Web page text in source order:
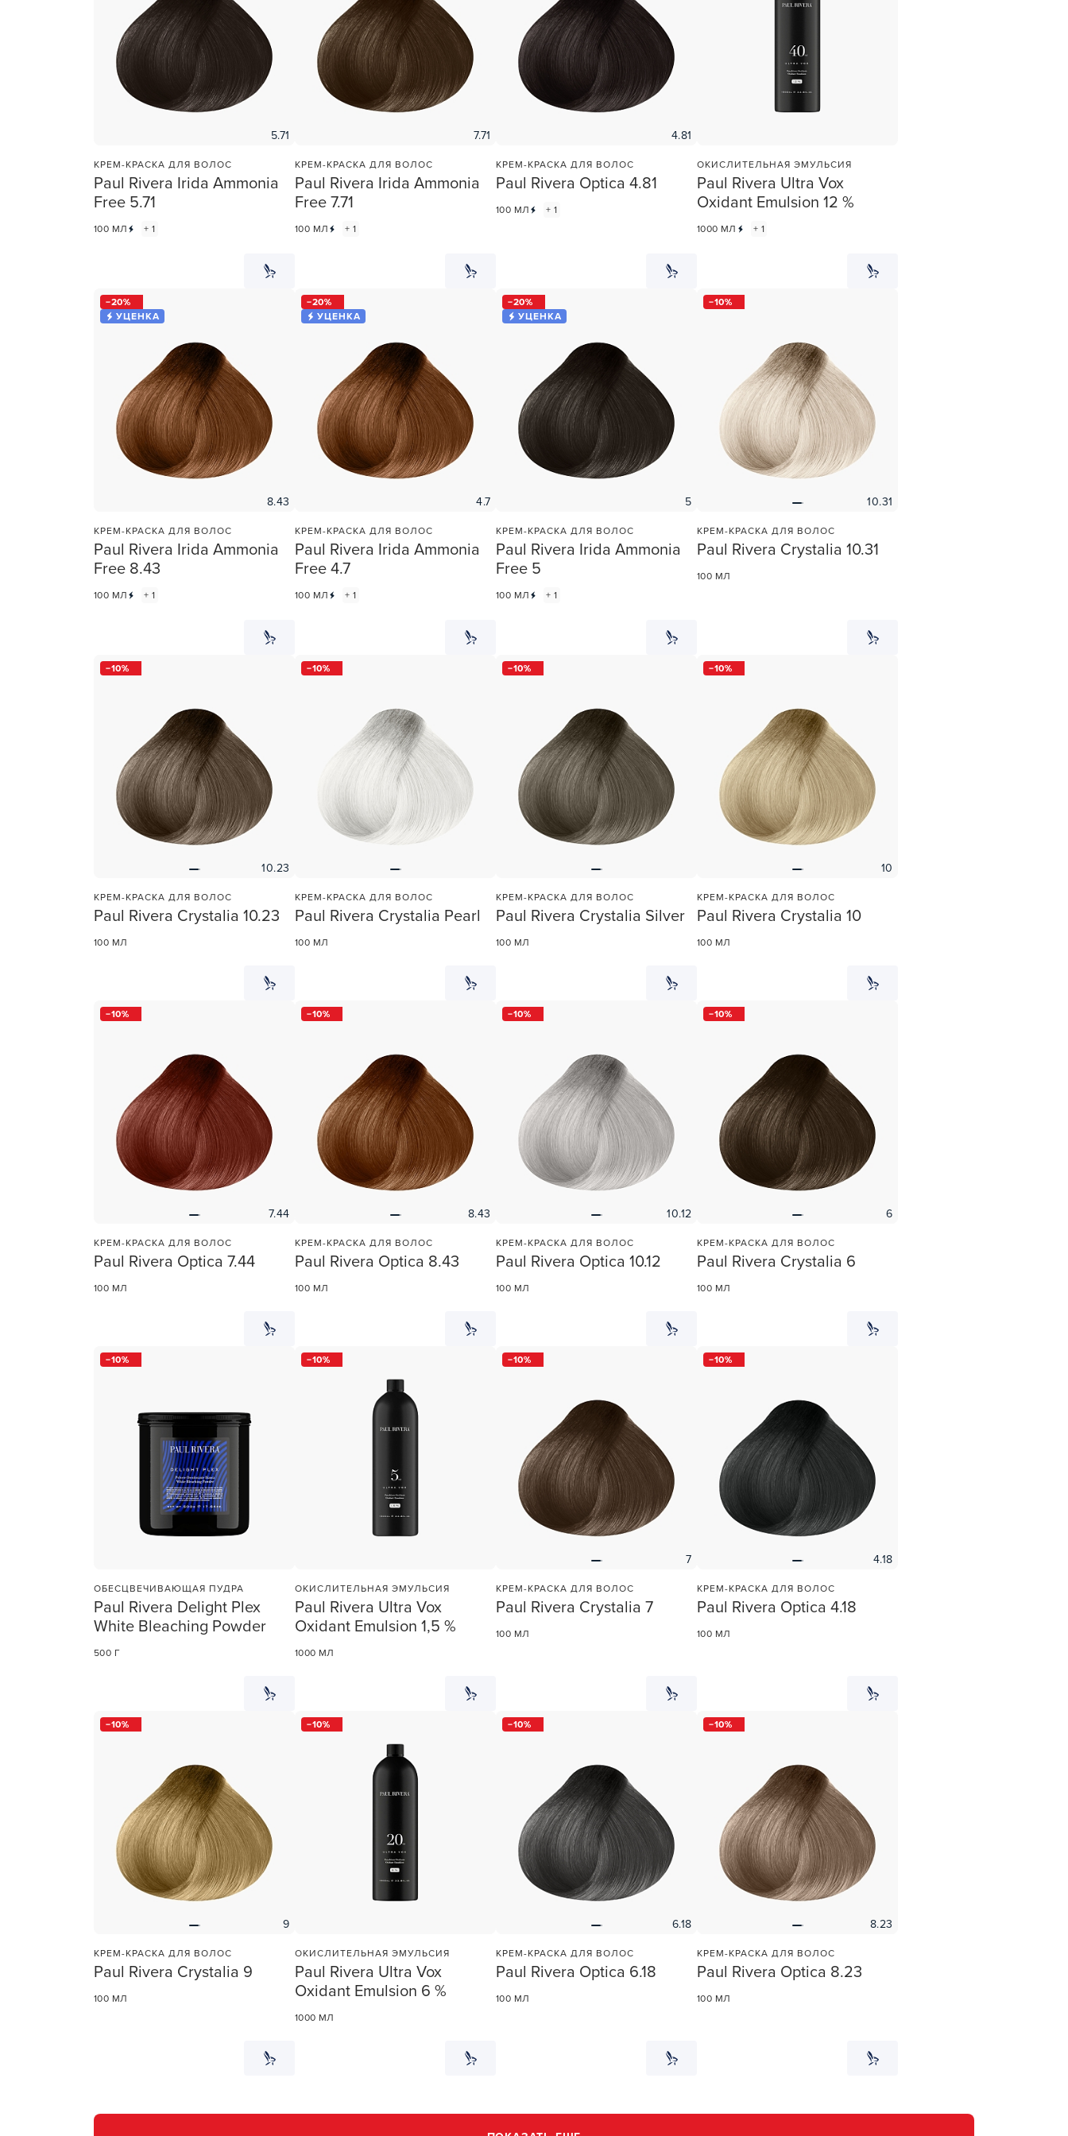
Для обучения
5.71
КРЕМ-КРАСКА ДЛЯ ВОЛОС
Paul Rivera Irida Ammonia
Free 5.71
100 МЛ + 1
7.71
КРЕМ-КРАСКА ДЛЯ ВОЛОС
Paul Rivera Irida Ammonia
Free 7.71
100 МЛ + 1
4.81
КРЕМ-КРАСКА ДЛЯ ВОЛОС
Paul Rivera Optica 4.81
100 МЛ + 1
ОКИСЛИТЕЛЬНАЯ ЭМУЛЬСИЯ
Paul Rivera Ultra Vox
Oxidant Emulsion 12 %
1000 МЛ + 1
20
УЦЕНКА
8.43
КРЕМ-КРАСКА ДЛЯ ВОЛОС
Paul Rivera Irida Ammonia
Free 8.43
100 МЛ + 1
20
УЦЕНКА
4.7
КРЕМ-КРАСКА ДЛЯ ВОЛОС
Paul Rivera Irida Ammonia
Free 4.7
100 МЛ + 1
20
УЦЕНКА
5
КРЕМ-КРАСКА ДЛЯ ВОЛОС
Paul Rivera Irida Ammonia
Free 5
100 МЛ + 1
10
10.31
КРЕМ-КРАСКА ДЛЯ ВОЛОС
Paul Rivera Crystalia 10.31
100 МЛ
10
10.23
КРЕМ-КРАСКА ДЛЯ ВОЛОС
Paul Rivera Crystalia 10.23
100 МЛ
10
КРЕМ-КРАСКА ДЛЯ ВОЛОС
Paul Rivera Crystalia Pearl
100 МЛ
10
КРЕМ-КРАСКА ДЛЯ ВОЛОС
Paul Rivera Crystalia Silver
100 МЛ
10
10
КРЕМ-КРАСКА ДЛЯ ВОЛОС
Paul Rivera Crystalia 10
100 МЛ
10
7.44
КРЕМ-КРАСКА ДЛЯ ВОЛОС
Paul Rivera Optica 7.44
100 МЛ
10
8.43
КРЕМ-КРАСКА ДЛЯ ВОЛОС
Paul Rivera Optica 8.43
100 МЛ
10
10.12
КРЕМ-КРАСКА ДЛЯ ВОЛОС
Paul Rivera Optica 10.12
100 МЛ
10
6
КРЕМ-КРАСКА ДЛЯ ВОЛОС
Paul Rivera Crystalia 6
100 МЛ
10
ОБЕСЦВЕЧИВАЮЩАЯ ПУДРА
Paul Rivera Delight Plex
White Bleaching Powder
500 Г
10
ОКИСЛИТЕЛЬНАЯ ЭМУЛЬСИЯ
Paul Rivera Ultra Vox
Oxidant Emulsion 1,5 %
1000 МЛ
10
7
КРЕМ-КРАСКА ДЛЯ ВОЛОС
Paul Rivera Crystalia 7
100 МЛ
10
4.18
КРЕМ-КРАСКА ДЛЯ ВОЛОС
Paul Rivera Optica 4.18
100 МЛ
10
9
КРЕМ-КРАСКА ДЛЯ ВОЛОС
Paul Rivera Crystalia 9
100 МЛ
10
ОКИСЛИТЕЛЬНАЯ ЭМУЛЬСИЯ
Paul Rivera Ultra Vox
Oxidant Emulsion 6 %
1000 МЛ
10
6.18
КРЕМ-КРАСКА ДЛЯ ВОЛОС
Paul Rivera Optica 6.18
100 МЛ
10
8.23
КРЕМ-КРАСКА ДЛЯ ВОЛОС
Paul Rivera Optica 8.23
100 МЛ
У нас есть приложение
для твоего смартфона!
В новом приложении RedHare Market
смотреть товары и оформлять заказы —
УСТАНОВЛЮ ПОЗЖЕ